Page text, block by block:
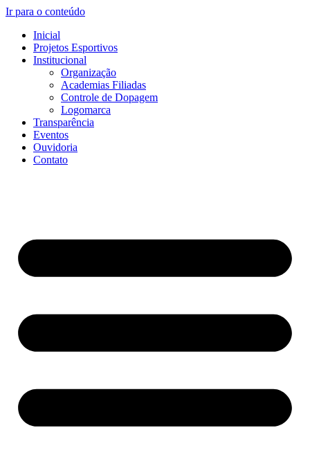
Ir para o conteúdo
Inicial
Projetos Esportivos
Institucional
Organização
Academias Filiadas
Controle de Dopagem
Logomarca
Transparência
Eventos
Ouvidoria
Contato